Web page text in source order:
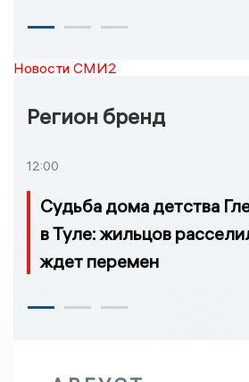
Новости СМИ2
Регион бренд
12:00
Судьба дома детства
в Туле: жильцов
ждет перемен